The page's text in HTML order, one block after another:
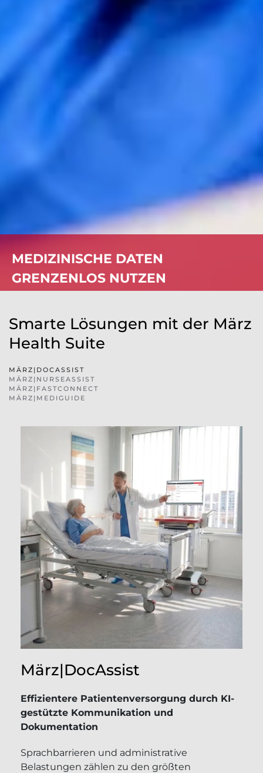
MEDIZINISCHE DATEN
GRENZENLOS NUTZEN
Smarte Lösungen mit der März
Health Suite
MÄRZ|DOCASSIST
MÄRZ|NURSEASSIST
MÄRZ|FASTCONNECT
MÄRZ|MEDIGUIDE
März|DocAssist
Effizientere Patientenversorgung durch KI-
gestützte Kommunikation und
Dokumentation
Sprachbarrieren und administrative
Belastungen zählen zu den größten